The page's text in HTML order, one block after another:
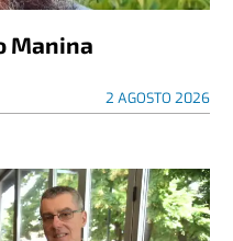
Manina
2 AGOSTO 2026